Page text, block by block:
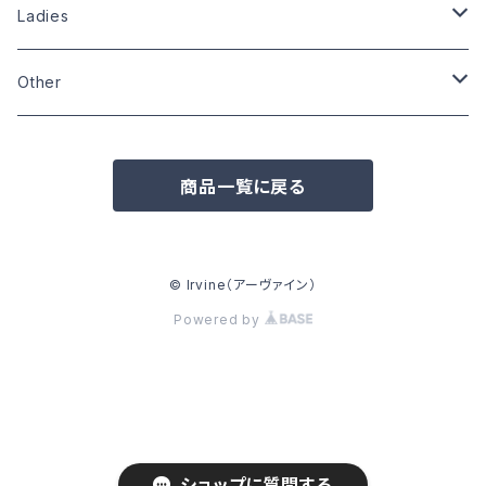
Size:S
Size:S
Size:M
Size:L
Size:L
Size:M
Ladies
Other
Other
商品一覧に戻る
© Irvine（アーヴァイン）
Powered by